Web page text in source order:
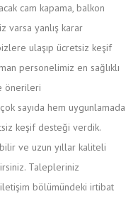
cam kapama, balkon
varsa yanlış karar
ulaşıp ücretsiz keşif
personelimiz en sağlıklı
önerileri
çok sayıda hem uygunlamada
keşif desteği verdik.
ve uzun yıllar kaliteli
Talepleriniz
bölümündeki irtibat